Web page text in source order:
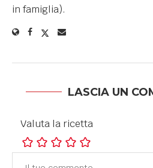
in famiglia).
LASCIA UN
Valuta la ricetta